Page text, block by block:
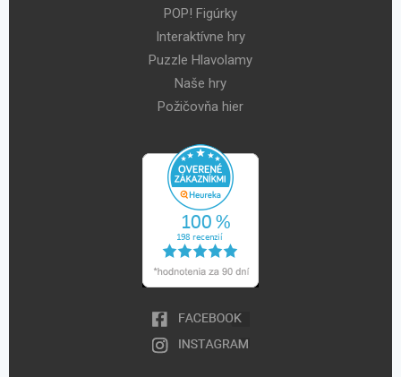
POP! Figúrky
Interaktívne hry
Puzzle Hlavolamy
Naše hry
Požičovňa hier